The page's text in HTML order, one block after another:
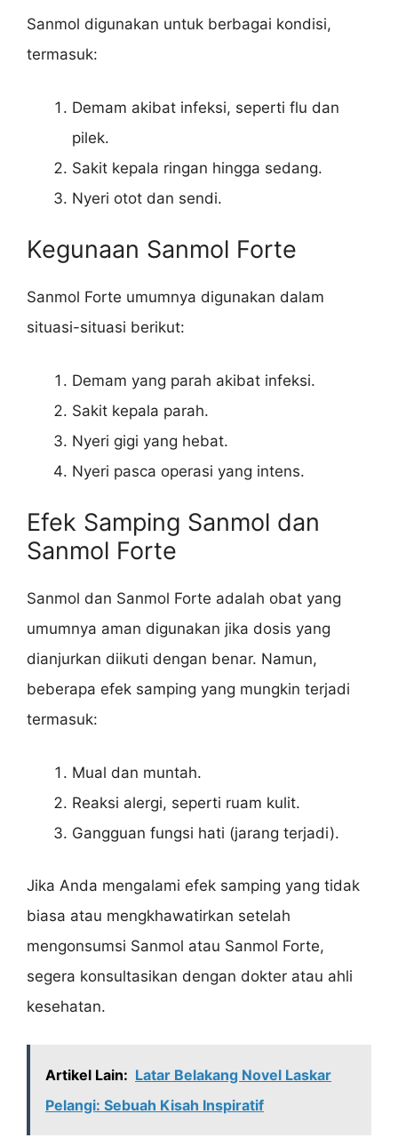
Sanmol digunakan untuk berbagai kondisi,
termasuk:
Demam akibat infeksi, seperti flu dan
pilek.
Sakit kepala ringan hingga sedang.
Nyeri otot dan sendi.
Kegunaan Sanmol Forte
Sanmol Forte umumnya digunakan dalam
situasi-situasi berikut:
Demam yang parah akibat infeksi.
Sakit kepala parah.
Nyeri gigi yang hebat.
Nyeri pasca operasi yang intens.
Efek Samping Sanmol dan
Sanmol Forte
Sanmol dan Sanmol Forte adalah obat yang
umumnya aman digunakan jika dosis yang
dianjurkan diikuti dengan benar. Namun,
beberapa efek samping yang mungkin terjadi
termasuk:
Mual dan muntah.
Reaksi alergi, seperti ruam kulit.
Gangguan fungsi hati (jarang terjadi).
Jika Anda mengalami efek samping yang tidak
biasa atau mengkhawatirkan setelah
mengonsumsi Sanmol atau Sanmol Forte,
segera konsultasikan dengan dokter atau ahli
kesehatan.
Artikel Lain: Latar Belakang Novel Laskar
Pelangi: Sebuah Kisah Inspiratif